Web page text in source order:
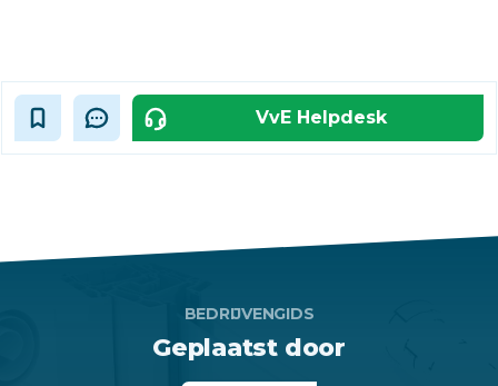
VvE Helpdesk
BEDRIJVENGIDS
Geplaatst door